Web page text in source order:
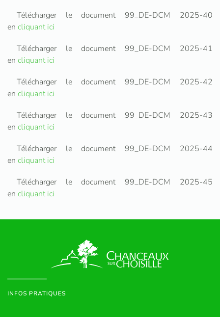
Télécharger le document 99_DE-DCM 2025-40
en cliquant ici
Télécharger le document 99_DE-DCM 2025-41
en cliquant ici
Télécharger le document 99_DE-DCM 2025-42
en cliquant ici
Télécharger le document 99_DE-DCM 2025-43
en cliquant ici
Télécharger le document 99_DE-DCM 2025-44
en cliquant ici
Télécharger le document 99_DE-DCM 2025-45
en cliquant ici
INFOS PRATIQUES